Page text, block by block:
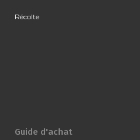
Récolte
Guide d'achat